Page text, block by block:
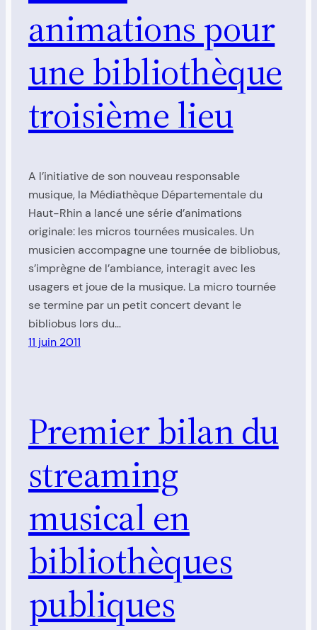
animations pour
une bibliothèque
troisième lieu
A l’initiative de son nouveau responsable
musique, la Médiathèque Départementale du
Haut-Rhin a lancé une série d’animations
originale: les micros tournées musicales. Un
musicien accompagne une tournée de bibliobus,
s’imprègne de l’ambiance, interagit avec les
usagers et joue de la musique. La micro tournée
se termine par un petit concert devant le
bibliobus lors du…
11 juin 2011
Premier bilan du
streaming
musical en
bibliothèques
publiques